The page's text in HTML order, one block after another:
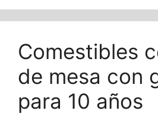
Comestibles
de mesa con
para 10 años